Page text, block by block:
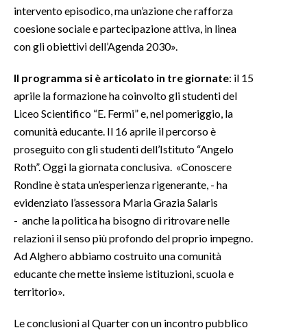
intervento episodico, ma un’azione che rafforza
coesione sociale e partecipazione attiva, in linea
con gli obiettivi dell’Agenda 2030».
Il programma si è articolato in tre giornate: il 15
aprile la formazione ha coinvolto gli studenti del
Liceo Scientifico “E. Fermi” e, nel pomeriggio, la
comunità educante. Il 16 aprile il percorso è
proseguito con gli studenti dell’Istituto “Angelo
Roth”. Oggi la giornata conclusiva. «Conoscere
Rondine è stata un’esperienza rigenerante, - ha
evidenziato l’assessora Maria Grazia Salaris
- anche la politica ha bisogno di ritrovare nelle
relazioni il senso più profondo del proprio impegno.
Ad Alghero abbiamo costruito una comunità
educante che mette insieme istituzioni, scuola e
territorio».
Le conclusioni al Quarter con un incontro pubblico